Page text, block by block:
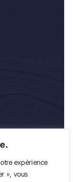
expérience
», vous